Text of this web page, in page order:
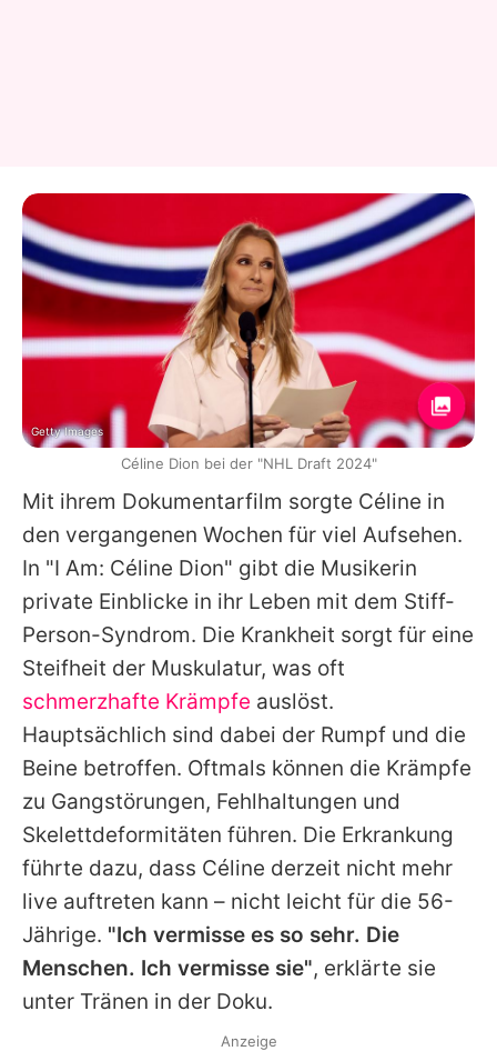
Mit ihrem Dokumentarfilm sorgte Céline in
den vergangenen Wochen für viel Aufsehen.
In "I Am: Céline Dion" gibt die Musikerin
private Einblicke in ihr Leben mit dem Stiff-
Person-Syndrom. Die Krankheit sorgt für eine
Steifheit der Muskulatur, was oft
schmerzhafte Krämpfe auslöst.
Hauptsächlich sind dabei der Rumpf und die
Beine betroffen. Oftmals können die Krämpfe
zu Gangstörungen, Fehlhaltungen und
Skelettdeformitäten führen. Die Erkrankung
führte dazu, dass Céline derzeit nicht mehr
live auftreten kann – nicht leicht für die 56-
Jährige. "Ich vermisse es so sehr. Die
Menschen. Ich vermisse sie", erklärte sie
unter Tränen in der Doku.
Getty Images
Céline Dion bei der "NHL Draft 2024"
Anzeige